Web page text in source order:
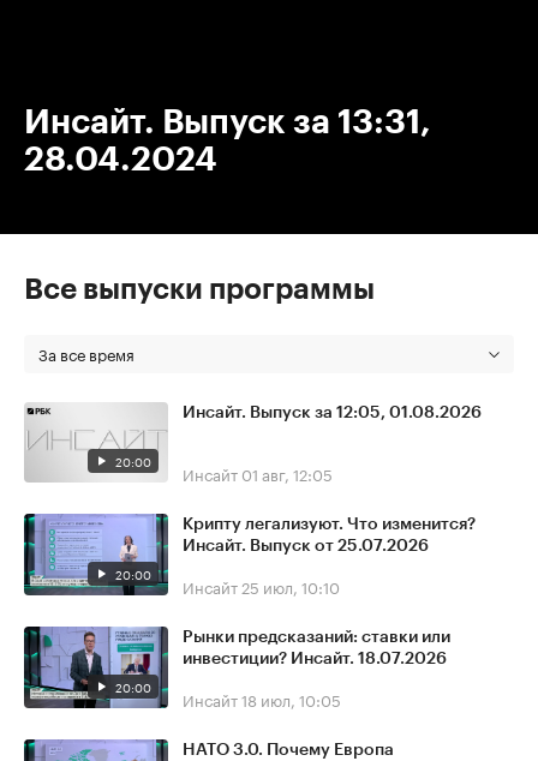
Инсайт. Выпуск за 13:31,
28.04.2024
Все выпуски программы
За все время
20:00
Инсайт. Выпуск за 12:05, 01.08.2026
Инсайт 01 авг, 12:05
20:00
Крипту легализуют. Что изменится?
Инсайт. Выпуск от 25.07.2026
Инсайт 25 июл, 10:10
20:00
Рынки предсказаний: ставки или
инвестиции? Инсайт. 18.07.2026
Инсайт18 июл, 10:05
НАТО 3.0. Почему Европа